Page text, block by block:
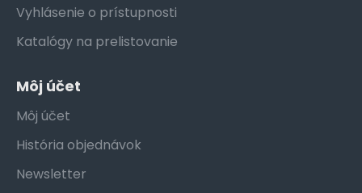
Vyhlásenie o prístupnosti
Katalógy na prelistovanie
Môj účet
Môj účet
História objednávok
Newsletter